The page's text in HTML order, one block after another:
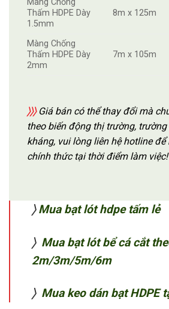
Thấm HDPE Dày
1.5mm
8m x 125m
Màng Chống
Thấm HDPE Dày
2mm
7m x 105m
〉〉〉Giá bán có thể thay đổi mà
theo biến động thị trường,
kháng, vui lòng liên hệ hotline
chính thức tại thời điểm làm việc!
〉Mua bạt lót hdpe tấm lẻ
〉 Mua bạt lót bể cá cắt
2m/3m/5m/6m
〉 Mua keo dán bạt HDPE